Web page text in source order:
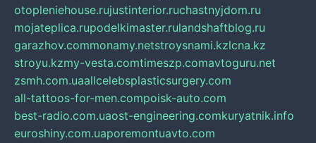
otopleniehouse.rujustinterior.ruchastnyjdom.ru
mojateplica.rupodelkimaster.rulandshaftblog.ru
garazhov.commonamy.netstroysnami.kzlcna.kz
stroyu.kzmy-vesta.comtimeszp.comavtoguru.net
zsmh.com.uaallcelebsplasticsurgery.com
all-tattoos-for-men.compoisk-auto.com
best-radio.com.uaost-engineering.comkuryatnik.info
euroshiny.com.uaporemontuavto.com